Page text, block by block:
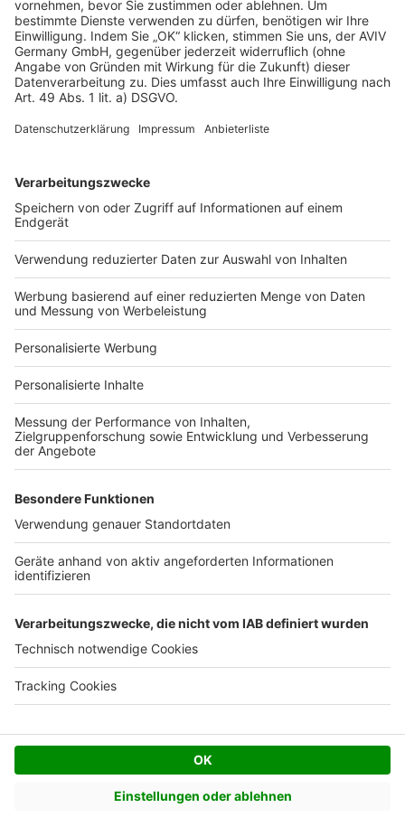
Twitter Facebook
mail
Nach dem Studium in Berlin war Steffen Malyszczyk 20 Jahre
Wissenschaftsjournalist; heute ist er freier Autor.
Mehr lesen
Für welche Hausart interessieren Sie
sich?
Einfamilienhaus
Doppelhaus
Mehrfamilienhaus
Andere Hausart
Unsere Artikel-Empfehlung für
mehr Informationen